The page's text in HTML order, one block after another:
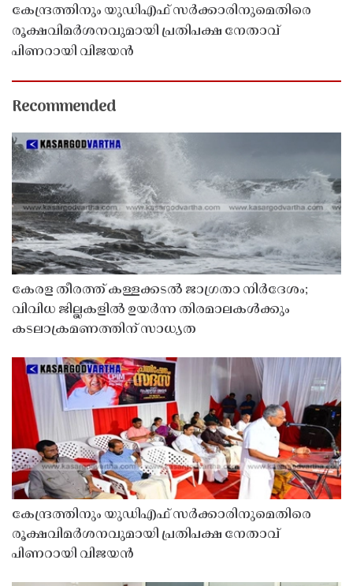
കേന്ദ്രത്തിനും യുഡിഎഫ് സർക്കാരിനുമെതിരെ
രൂക്ഷവിമർശനവുമായി പ്രതിപക്ഷ നേതാവ്
പിണറായി വിജയൻ
Recommended
കേരള തീരത്ത് കള്ളക്കടൽ ജാഗ്രതാ നിർദേശം;
വിവിധ ജില്ലകളിൽ ഉയർന്ന തിരമാലകൾക്കും
കടലാക്രമണത്തിന് സാധ്യത
കേന്ദ്രത്തിനും യുഡിഎഫ് സർക്കാരിനുമെതിരെ
രൂക്ഷവിമർശനവുമായി പ്രതിപക്ഷ നേതാവ്
പിണറായി വിജയൻ